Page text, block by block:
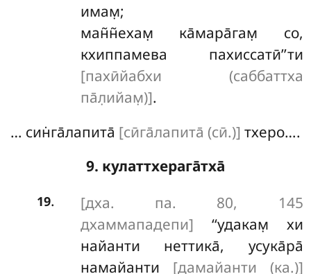
имам̣;
ман̃н̃ехам̣ ка̄мара̄гам̣ со,
кхиппамева пахиссатӣ’’ти
[пахӣйабхи (саббаттха
па̄л̣ийам̣)].
… син̇га̄лапита̄ [сӣга̄лапита̄ (сӣ.)] тхеро….
9. кулаттхерага̄тха̄
19.
[дха. па. 80, 145
дхаммападепи] ‘‘удакам̣ хи
найанти неттика̄, усука̄ра̄
намайанти [дамайанти (ка.)]